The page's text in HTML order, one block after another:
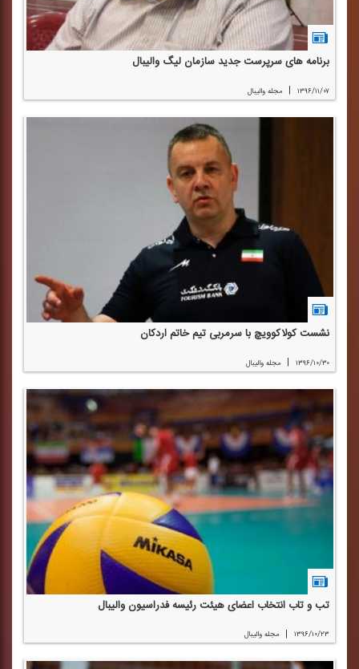
برنامه های سرپرست جدید سازمان لیگ والیبال
۱۳۹۶/۱۱/۰۷ | مجله والیبال
نشست كولاكوویچ با سرمربی تیم خاتم اردكان
۱۳۹۶/۱۰/۳۰ | مجله والیبال
تب و تاب انتخاب اعضای هیئت رئیسه فدراسیون والیبال
۱۳۹۶/۱۰/۲۳ | مجله والیبال